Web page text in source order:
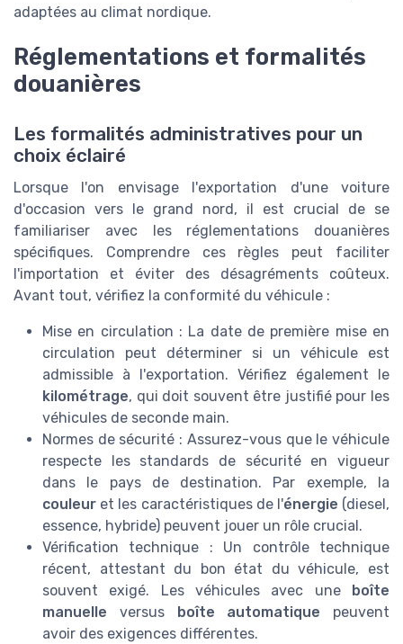
adaptées au climat nordique.
Réglementations et formalités
douanières
Les formalités administratives pour un
choix éclairé
Lorsque l'on envisage l'exportation d'une voiture
d'occasion vers le grand nord, il est crucial de se
familiariser avec les réglementations douanières
spécifiques. Comprendre ces règles peut faciliter
l'importation et éviter des désagréments coûteux.
Avant tout, vérifiez la conformité du véhicule :
Mise en circulation : La date de première mise en
circulation peut déterminer si un véhicule est
admissible à l'exportation. Vérifiez également le
kilométrage, qui doit souvent être justifié pour les
véhicules de seconde main.
Normes de sécurité : Assurez-vous que le véhicule
respecte les standards de sécurité en vigueur
dans le pays de destination. Par exemple, la
couleur et les caractéristiques de l'énergie (diesel,
essence, hybride) peuvent jouer un rôle crucial.
Vérification technique : Un contrôle technique
récent, attestant du bon état du véhicule, est
souvent exigé. Les véhicules avec une
boîte
manuelle versus boîte automatique peuvent
avoir des exigences différentes.